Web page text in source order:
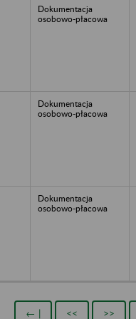
Dokumentacja
osobowo-płacowa
Dokumentacja
osobowo-płacowa
Dokumentacja
osobowo-płacowa
← | << >>